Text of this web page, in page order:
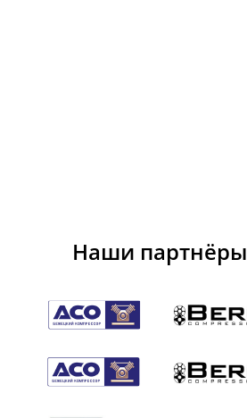
Наши партнёры